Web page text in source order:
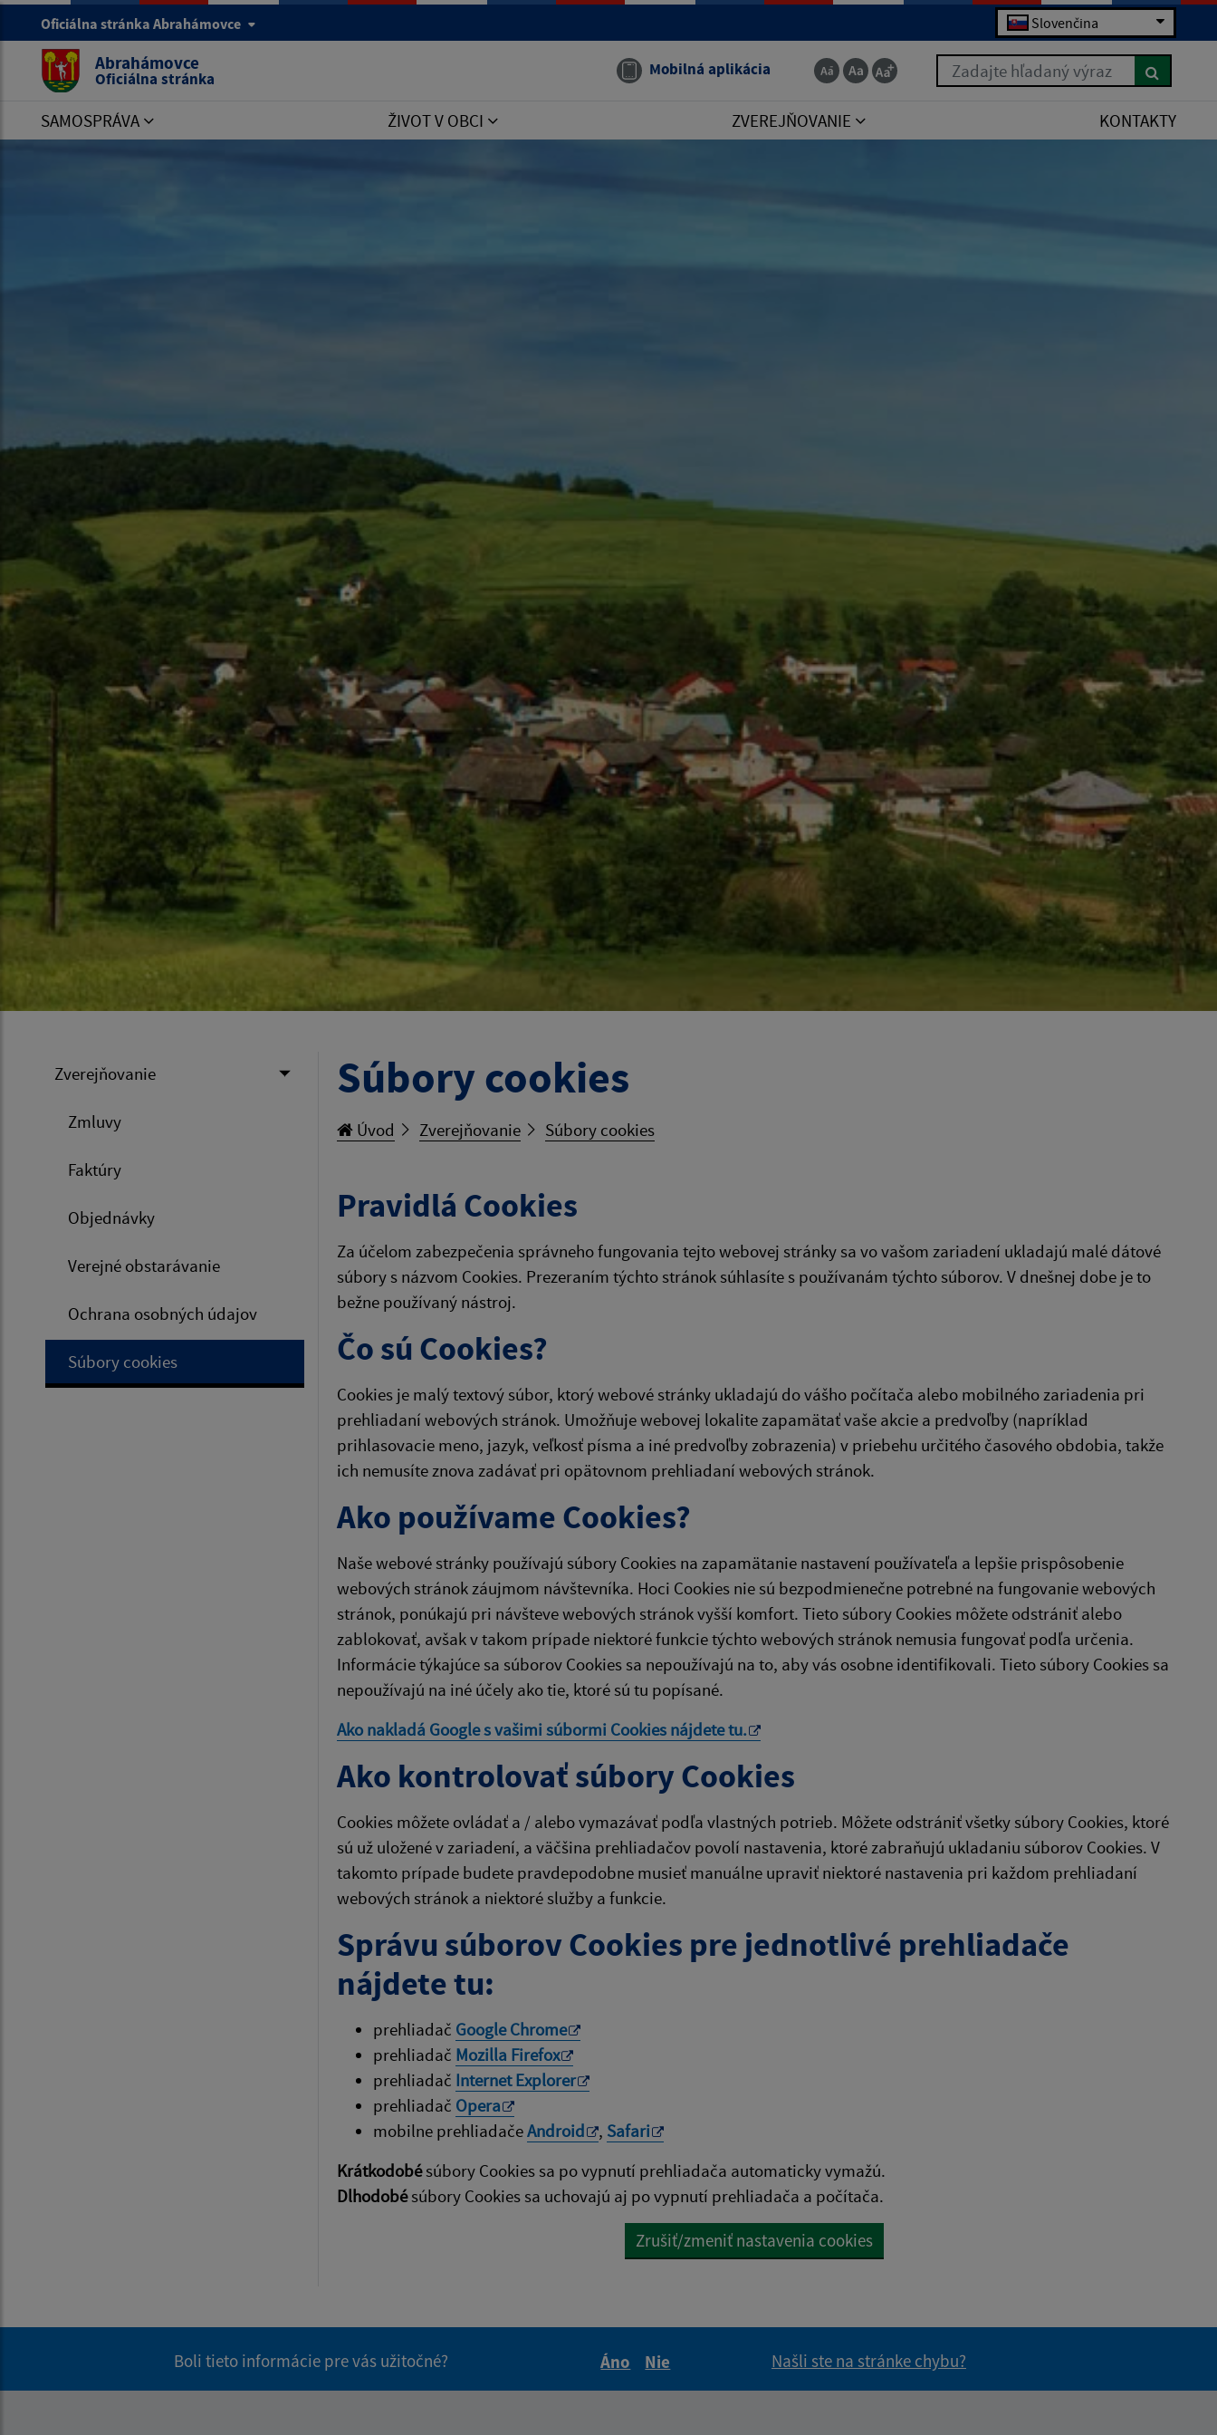
Oficiálna stránka Abrahámovce Slovenčina
Abrahámovce
Oficiálna stránka Mobilná aplikácia Zadajte hľadaný výraz
SAMOSPRÁVA ŽIVOT V OBCI ZVEREJŇOVANIE KONTAKTY
Zverejňovanie
Zmluvy
Faktúry
Objednávky
Verejné obstarávanie
Ochrana osobných údajov
Súbory cookies
Súbory cookies
Úvod Zverejňovanie Súbory cookies
Pravidlá Cookies
Za účelom zabezpečenia správneho fungovania tejto webovej stránky sa vo vašom zariadení ukladajú malé dátové
súbory s názvom Cookies. Prezeraním týchto stránok súhlasíte s používanám týchto súborov. V dnešnej dobe je to
bežne používaný nástroj.
Čo sú Cookies?
Cookies je malý textový súbor, ktorý webové stránky ukladajú do vášho počítača alebo mobilného zariadenia pri
prehliadaní webových stránok. Umožňuje webovej lokalite zapamätať vaše akcie a predvoľby (napríklad
prihlasovacie meno, jazyk, veľkosť písma a iné predvoľby zobrazenia) v priebehu určitého časového obdobia, takže
ich nemusíte znova zadávať pri opätovnom prehliadaní webových stránok.
Ako používame Cookies?
Naše webové stránky používajú súbory Cookies na zapamätanie nastavení používateľa a lepšie prispôsobenie
webových stránok záujmom návštevníka. Hoci Cookies nie sú bezpodmienečne potrebné na fungovanie webových
stránok, ponúkajú pri návšteve webových stránok vyšší komfort. Tieto súbory Cookies môžete odstrániť alebo
zablokovať, avšak v takom prípade niektoré funkcie týchto webových stránok nemusia fungovať podľa určenia.
Informácie týkajúce sa súborov Cookies sa nepoužívajú na to, aby vás osobne identifikovali. Tieto súbory Cookies sa
nepoužívajú na iné účely ako tie, ktoré sú tu popísané.
Ako nakladá Google s vašimi súbormi Cookies nájdetetu.
Ako kontrolovať súbory Cookies
Cookies môžete ovládať a / alebo vymazávať podľa vlastných potrieb. Môžete odstrániť všetky súbory Cookies, ktoré
sú už uložené v zariadení, a väčšina prehliadačov povolí nastavenia, ktoré zabraňujú ukladaniu súborov Cookies. V
takomto prípade budete pravdepodobne musieť manuálne upraviť niektoré nastavenia pri každom prehliadaní
webových stránok a niektoré služby a funkcie.
Správu súborov Cookies pre jednotlivé prehliadače
nájdete tu:
prehliadač Google Chrome
prehliadač Mozilla Firefox
prehliadač Internet Explorer
prehliadač Opera
mobilne prehliadačeAndroid , Safari
Krátkodobésúbory Cookies sa po vypnutí prehliadača automaticky vymažú.
Dlhodobésúbory Cookies sa uchovajú aj po vypnutí prehliadača a počítača.
Zrušiť/zmeniť nastavenia cookies
Boli tieto informácie pre vás užitočné?
Áno
Nie
Našli ste na stránke chybu?